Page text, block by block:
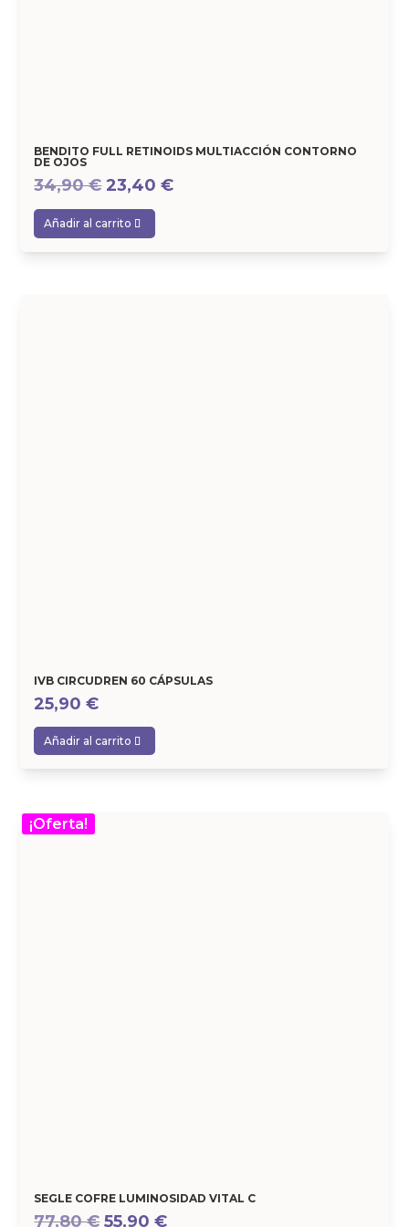
BENDITO FULL RETINOIDS MULTIACCIÓN CONTORNO
DE OJOS
34,90€ El
precio
original
era:
23,40€El
es:
Añadir al carrito
IVB CIRCUDREN 60 CÁPSULAS
25,90€
Añadir al carrito
¡Oferta!
SEGLE COFRE LUMINOSIDAD VITAL C
77,80€ El
55,90€El